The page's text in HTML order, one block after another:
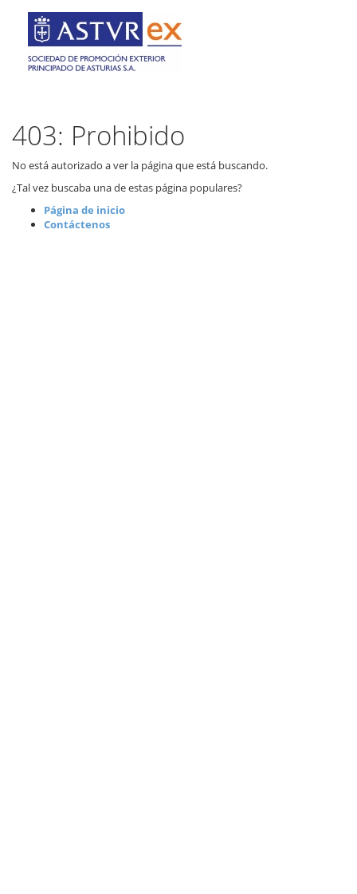
403: Prohibido
No está autorizado a ver la página que está buscando.
¿Tal vez buscaba una de estas página populares?
Página de inicio
Contáctenos